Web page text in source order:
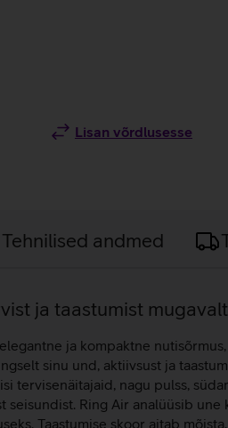
Lisan võrdlusesse
Tehnilised andmed
ja taastumist
ja kompaktne
sinu und, aktiivsust ja
tervisenäitajaid, nagu pulss,
seisundist. Ring Air analüüsib
Taastumise skoor aitab